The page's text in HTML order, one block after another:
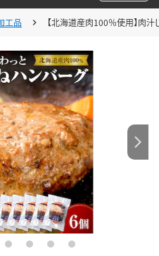
工品 【北海道産肉100％使用】肉
5 6 7 8